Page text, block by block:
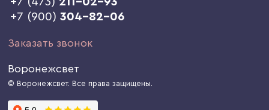
+7 (900)304-82-06
Заказать звонок
Воронежсвет
© Воронежсвет. Все права защищены.